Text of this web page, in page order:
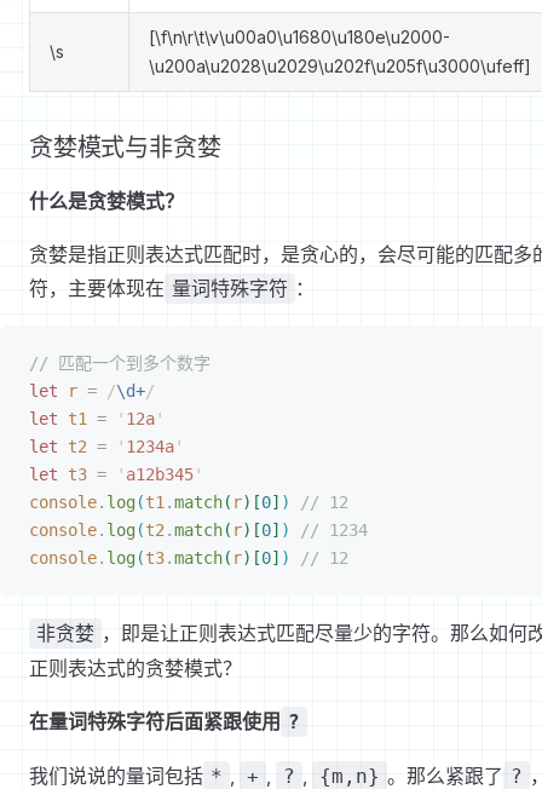
\s
[\f\n\r\t\v\u00a0\u1680\u180e\u2000-
\u200a\u2028\u2029\u202f\u205f\u3000\ufeff]
贪婪模式与非贪婪
什么是贪婪模式？
贪婪是指正则表达式匹配时，是贪心的，会尽可能的匹配多
符，主要体现在 量词特殊字符 ：
// 匹配一个到多个数字
let r = /\d+/
let t1 = ' 12a'
let t2 = ' 1234a'
let t3 = ' a12b345'
console. log(t1 .match( r) [0] )
// 12
console. log(t2 .match( r) [0] )
// 1234
console. log(t3.match( r) [0] ) // 12
非贪婪 ，即是让正则表达式匹配尽量少的字符。那么如何
正则表达式的贪婪模式？
在量词特殊字符后面紧跟使用 ?
我们说说的量词包括 * , + , ? , {m,n} 。那么紧跟了 ?